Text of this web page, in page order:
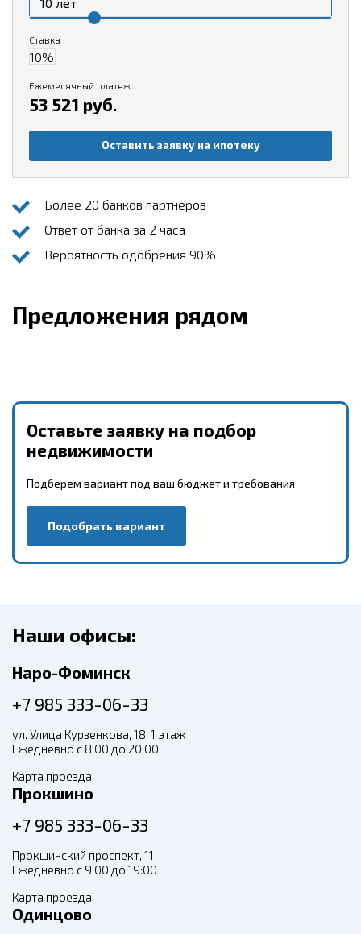
Ставка
Ежемесячный платеж
53 521 руб.
Оставить заявку на ипотеку
Более 20 банков партнеров
Ответ от банка за 2 часа
Вероятность одобрения 90%
Предложения рядом
Оставьте заявку на подбор
недвижимости
Подберем вариант под ваш бюджет и требования
Подобрать вариант
Наши офисы:
Наро-Фоминск
+7 985 333-06-33
ул. Улица Курзенкова, 18, 1 этаж
Ежедневно с 8:00 до 20:00
Карта проезда
Прокшино
+7 985 333-06-33
Прокшинский проспект, 11
Ежедневно с 9:00 до 19:00
Карта проезда
Одинцово